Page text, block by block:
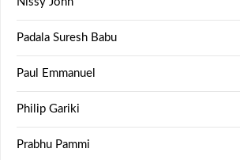
Padala Suresh Babu
Paul Emmanuel
Philip Gariki
Prabhu Pammi